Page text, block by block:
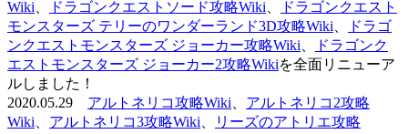
Wiki
ドラゴンクエストソード攻略Wiki
ドラゴンクエスト
モンスターズ テリーのワンダーランド3D攻略Wiki
ドラゴ
ンクエストモンスターズ ジョーカー攻略Wiki
ドラゴンク
エストモンスターズ ジョーカー2攻略Wikiを全面リニューア
ルしました！
2020.05.29 アルトネリコ攻略Wiki
アルトネリコ2攻略
Wiki
アルトネリコ3攻略Wiki
リーズのアトリエ攻略